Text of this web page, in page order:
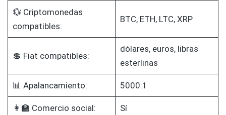
💱 Criptomonedas
compatibles:
BTC, ETH, LTC, XRP
💲 Fiat compatibles:
dólares, euros, libras
esterlinas
📊 Apalancamiento: 5000:1
👩‍🏫 Comercio social: Sí